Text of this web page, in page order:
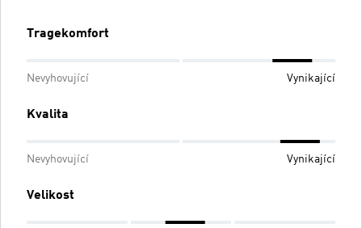
Tragekomfort
Nevyhovující Vynikající
Kvalita
Nevyhovující Vynikající
Velikost